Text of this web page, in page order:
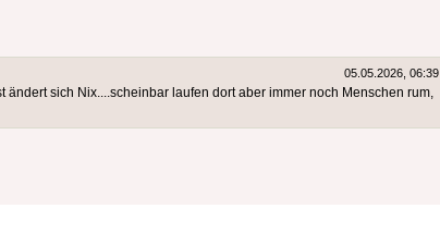
05.05.2026, 06:39
sich Nix....scheinbar laufen dort aber immer noch Menschen rum,